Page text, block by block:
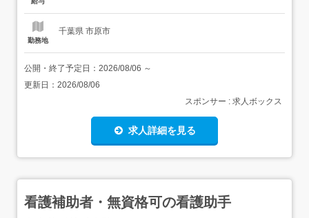
勤務地
千葉県 市原市
公開・終了予定日： 2026/08/06 ～
更新日： 2026/08/06
スポンサー : 求人ボックス
求人詳細を見る
看護補助者・無資格可の看護助手